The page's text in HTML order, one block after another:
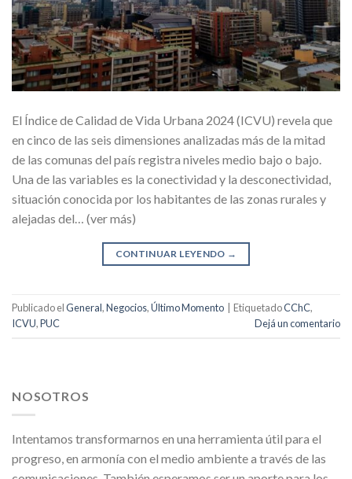
El Índice de Calidad de Vida Urbana 2024 (ICVU) revela que
en cinco de las seis dimensiones analizadas más de la mitad
de las comunas del país registra niveles medio bajo o bajo.
Una de las variables es la conectividad y la desconectividad,
situación conocida por los habitantes de las zonas rurales y
alejadas del… (ver más)
CONTINUAR LEYENDO →
Publicado elGeneral,Negocios,Último Momento EtiquetadoCChC,
ICVU,PUC Dejá un comentario
NOSOTROS
Intentamos transformarnos en una herramienta útil para el
progreso, en armonía con el medio ambiente a través de las